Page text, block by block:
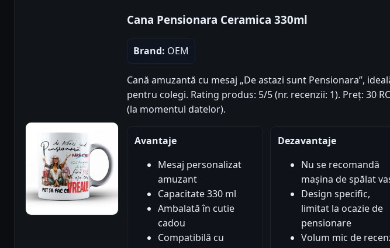
Cana Pensionara Ceramica 330ml
Brand: OEM
Cană amuzantă cu mesaj „De astazi sunt Pensionara”,
pentru colegi. Rating produs: 5/5 (nr. recenzii: 1). Preț: 30
(la momentul datelor).
Avantaje
Mesaj personalizat
amuzant
Capacitate 330 ml
Ambalată în cutie
cadou
Compatibilă cu
Dezavantaje
Nu se recomandă
mașina de spălat
Design specific,
limitat la ocazie de
pensionare
Volum mic de